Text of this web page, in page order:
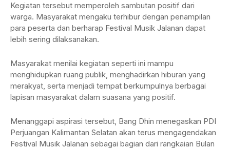
Kegiatan tersebut memperoleh sambutan positif dari
warga. Masyarakat mengaku terhibur dengan penampilan
para peserta dan berharap Festival Musik Jalanan dapat
lebih sering dilaksanakan.
Masyarakat menilai kegiatan seperti ini mampu
menghidupkan ruang publik, menghadirkan hiburan yang
merakyat, serta menjadi tempat berkumpulnya berbagai
lapisan masyarakat dalam suasana yang positif.
Menanggapi aspirasi tersebut, Bang Dhin menegaskan PDI
Perjuangan Kalimantan Selatan akan terus mengagendakan
Festival Musik Jalanan sebagai bagian dari rangkaian Bulan